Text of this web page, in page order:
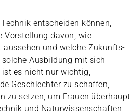
entscheiden können,
Vorstellung davon, wie
aussehen und welche Zukunfts-
Ausbildung mit sich
es nicht nur wichtig,
Geschlechter zu schaffen,
zu setzen, um Frauen überhaupt
und Naturwissenschaften